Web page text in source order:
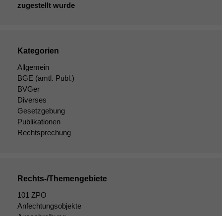
zugestellt wurde
Kategorien
Allgemein
BGE (amtl. Publ.)
BVGer
Diverses
Gesetzgebung
Publikationen
Rechtsprechung
Rechts-/Themengebiete
101 ZPO
Anfechtungsobjekte